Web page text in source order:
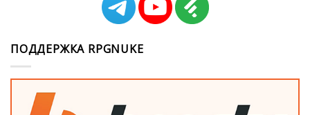
ПОДДЕРЖКА RPGNUKE